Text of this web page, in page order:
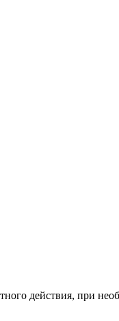
действия, при